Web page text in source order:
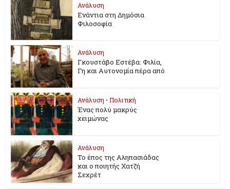
Ανάλυση
Ενάντια στη Δημόσια
Φιλοσοφία
Ανάλυση
Γκουστάβο Εστέβα: Φιλία,
Γη και Αυτονομία πέρα από
Ανάλυση • Πολιτική
Ένας πολύ μακρύς
χειμώνας
Ανάλυση
Το έπος της Αληπασιάδας
και ο ποιητής Χατζή
Σεχρέτ